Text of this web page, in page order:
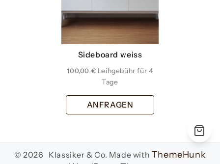
Sideboard weiss
100,00 €
ANFRAGEN
© 2026 Klassiker & Co. Made with ThemeHunk